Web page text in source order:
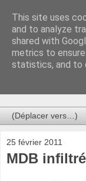
Au
La connerie étant
entrevoir une
de
25 février 2011
MDB infiltré
This site uses
and to analyze
shared with
metrics to
statistics, and to